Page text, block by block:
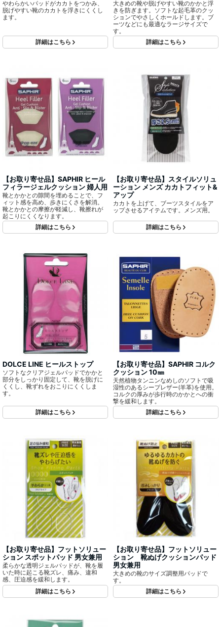
やわらかいパッドがカカトをつかみ、
脱げやすい靴のカカトを浮きにくくし
ます。
詳細はこちら
大きめの靴や脱げやすい靴のかかと浮
きを防ぎます。ソフトな起毛革のクッ
ションでやさしくホールドします。ブ
ーツなどにも最適なラージサイズで
す。
詳細はこちら
【お取り寄せ品】SAPHIR ヒール
フィラージェルクッション 婦人用
靴とかかとの隙間を埋めることで、フ
ィット感を高め、歩きにくさを解消。
靴とかかとの摩擦が軽減し、靴擦れが
起こりにくくなります。
詳細はこちら
【お取り寄せ品】スタイルソリュ
ーション メンズ カカトフィット&
アップ
カカトを上げて、ブーツスタイルをア
ップさせるアイテムです。メンズ用。
詳細はこちら
DOLCE LINE ヒールストップ
ソフトなクリアジェルパッドでかかと
部分をしっかり固定して、靴を脱げに
くくし、靴ずれをおこりにくくしま
す。
詳細はこちら
【お取り寄せ品】SAPHIR コルク
クッション 10㎜
天然植物タンニンなめしのソフトで吸
湿性のあるシープレザー(羊革)を使用。
コルクの厚みが歩行時のかかとへの衝
撃を緩和します。
詳細はこちら
【お取り寄せ品】フットソリュー
ション スポットパッド 男女兼用
柔らかな透明ジェルパッドが、靴を履
いた時に起こる靴ズレ、痛み、違和
感、圧迫感を緩和します。
詳細はこちら
【お取り寄せ品】フットソリュー
ション 靴ぬげクッションパッド
男女兼用
大きめの靴のサイズ調整用パッドで
す。
詳細はこちら